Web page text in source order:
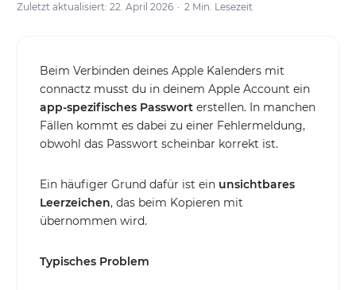
Zuletzt aktualisiert: 22. April 2026 2 Min. Lesezeit
Beim Verbinden deines Apple Kalenders mit
connactz musst du in deinem Apple Account ein
app-spezifisches Passwort erstellen. In manchen
Fällen kommt es dabei zu einer Fehlermeldung,
obwohl das Passwort scheinbar korrekt ist.
Ein häufiger Grund dafür ist ein unsichtbares
Leerzeichen, das beim Kopieren mit
übernommen wird.
Typisches Problem